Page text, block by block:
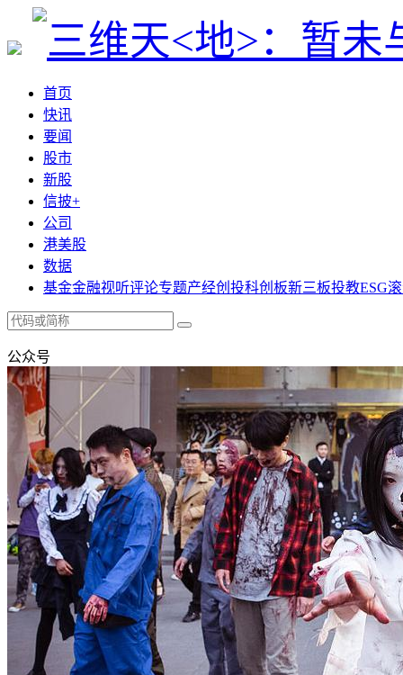
首页
快讯
要闻
股市
新股
信披+
公司
港美股
数据
基金金融视听评论专题产经创投科创板新三板投教ESG
公众号